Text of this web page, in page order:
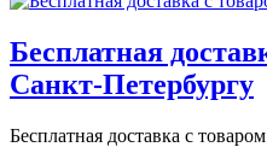
Бесплатная
Санкт-Петербургу
Бесплатная доставка с